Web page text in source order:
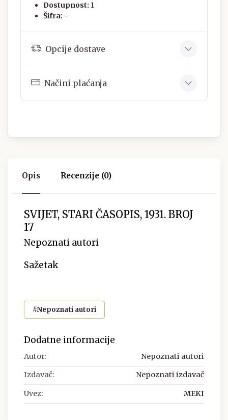
Dostupnost: 1
Šifra: -
Opcije dostave
Načini plaćanja
Opis Recenzije (0)
SVIJET, STARI ČASOPIS, 1931. BROJ
17
Nepoznati autori
Sažetak
#Nepoznati autori
Dodatne informacije
Autor: Nepoznati autori
Izdavač: Nepoznati izdavač
Uvez: MEKI